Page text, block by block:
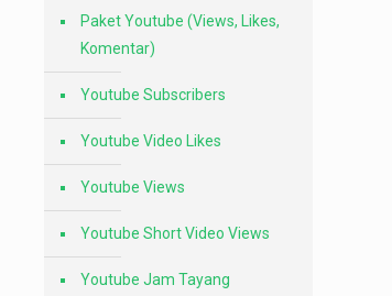
Paket Youtube (Views, Likes,
Komentar)
Youtube Subscribers
Youtube Video Likes
Youtube Views
Youtube Short Video Views
Youtube Jam Tayang